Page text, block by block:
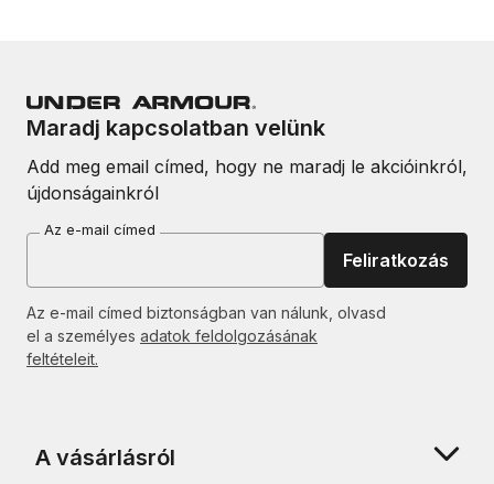
Maradj kapcsolatban velünk
Add meg email címed, hogy ne maradj le akcióinkról,
újdonságainkról
Az e-mail címed
Feliratkozás
Az e-mail címed biztonságban van nálunk, olvasd
el a személyes adatok feldolgozásának
feltételeit.
A vásárlásról